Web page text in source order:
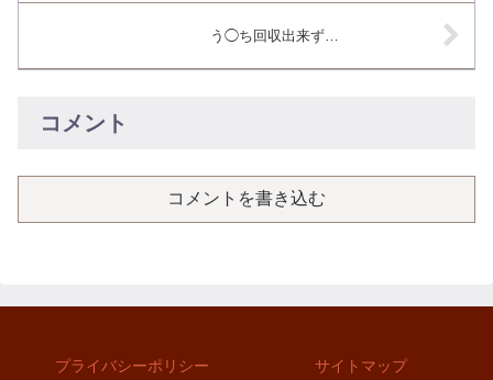
う◯ち回収出来ず…
コメント
コメントを書き込む
プライバシーポリシー
サイトマップ